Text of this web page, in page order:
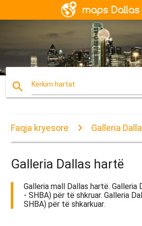
search Kërkim hartat
Faqja kryesore Galleria
Galleria Dallas hartë
Galleria mall Dallas hartë. Galleria
- SHBA) për të shkruar. Galleria
SHBA) për të shkarkuar.